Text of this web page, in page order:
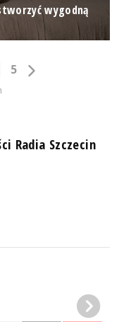
wygodną
5
Radia Szczecin